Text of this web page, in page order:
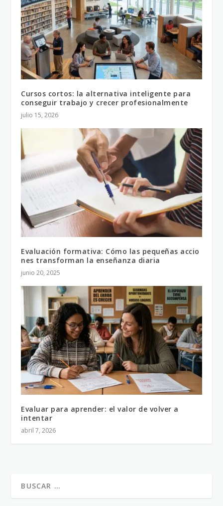
Cursos cortos: la alternativa inteligente para
conseguir trabajo y crecer profesionalmente
julio 15, 2026
Evaluación formativa: Cómo las pequeñas accio
nes transforman la enseñanza diaria
junio 20, 2025
Evaluar para aprender: el valor de volver a
intentar
abril 7, 2026